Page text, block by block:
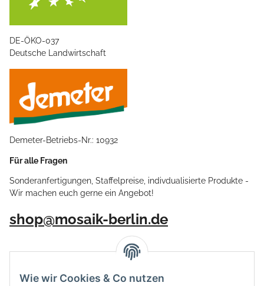
Wie wir Cookies & Co nutzen
DE-ÖKO-037
Deutsche Landwirtschaft
Demeter-Betriebs-Nr.: 10932
Für alle Fragen
Sonderanfertigungen, Staffelpreise, indivdualisierte Produkte -
Wir machen euch gerne ein Angebot!
shop@mosaik-berlin.de